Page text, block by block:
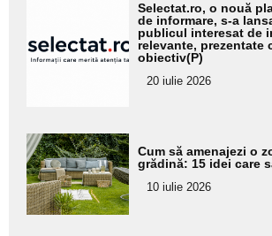
pentru
subtitlu
Selectat.ro, o nouă
de informare, s-a
publicul interesat de
relevante, prezentate
obiectiv(P)
20 iulie 2026
Adaugă
aici textul
pentru
subtitlu
Cum să amenajezi o
grădină: 15 idei care
10 iulie 2026